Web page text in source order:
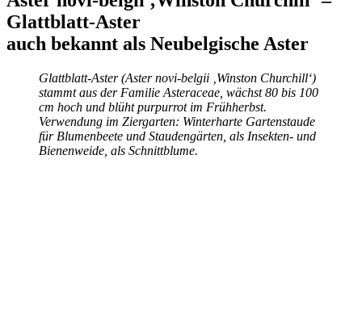
Glattblatt-Aster
auch bekannt als Neubelgische Aster
Glattblatt-Aster (Aster novi-belgii ‚Winston Churchill‘)
stammt aus der Familie Asteraceae, wächst 80 bis 100
cm hoch und blüht purpurrot im Frühherbst.
Verwendung im Ziergarten: Winterharte Gartenstaude
für Blumenbeete und Staudengärten, als Insekten- und
Bienenweide, als Schnittblume.